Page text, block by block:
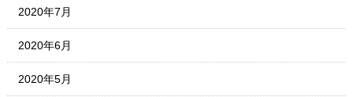
2020年7月
2020年6月
2020年5月